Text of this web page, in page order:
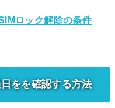
ロック解除の条件
をを確認する方法